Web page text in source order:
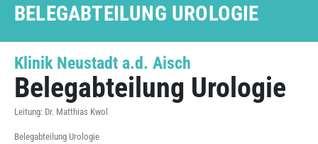
BELEGABTEILUNG UROLOGIE
Klinik Neustadt a.d. Aisch
Belegabteilung Urologie
Leitung: Dr. Matthias Kwol
Belegabteilung Urologie